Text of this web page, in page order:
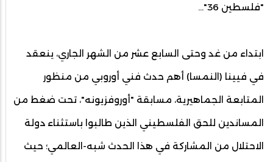
"فلسطين 36"…
ابتداء من غد وحتى السابع عشر من الشهر الجاري، ينعقد
في فيينا (النمسا) أهم حدث فني أوروبي من منظور
المتابعة الجماهيرية، مسابقة "أوروفزيونه"، تحت ضغط من
المساندين للحق الفلسطيني الذين طالبوا باستثناء دولة
الاحتلال من المشاركة في هذا الحدث شبه-العالمي؛ حيث